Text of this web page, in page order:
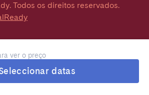
ver o preço
datas
. Todos os direitos reservados.